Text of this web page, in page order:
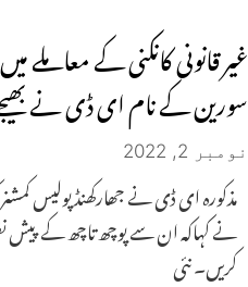
غیر قانونی کانکنی کے معاملے
سورین کے نام ای ڈی نے
نومبر 2, 2022
مذکورہ ای ڈی نے جھارکھنڈ پولیس
نے کہاکہ ان سے پوچھ تاچھ کے
کریں۔ نئی